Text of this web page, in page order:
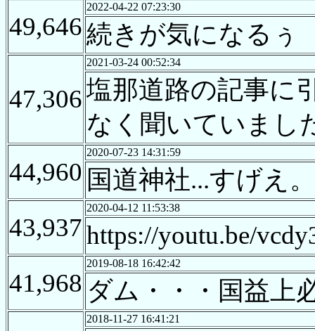
49,646
2022-04-22 07:23:30
続きが気になるぅ
47,306
2021-03-24 00:52:34
塩那道路の記事に
なく聞いていまし
44,960
2020-07-23 14:31:59
国道神社...すげえ。
43,937
2020-04-12 11:53:38
https://youtu.be/
41,968
2019-08-18 16:42:42
ダム・・・国益上
2018-11-27 16:41:21